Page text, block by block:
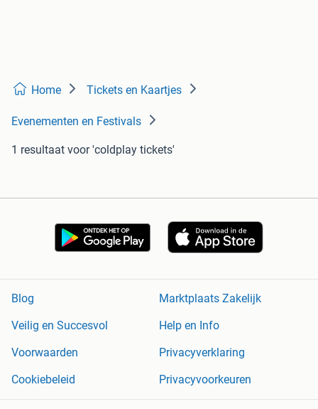
Home Tickets en Kaartjes
Evenementen en Festivals
1 resultaat voor 'coldplay tickets'
Blog
Marktplaats Zakelijk
Veilig en Succesvol
Help en Info
Voorwaarden
Privacyverklaring
Cookiebeleid
Privacyvoorkeuren